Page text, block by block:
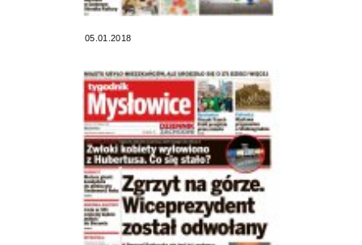
05.01.2018